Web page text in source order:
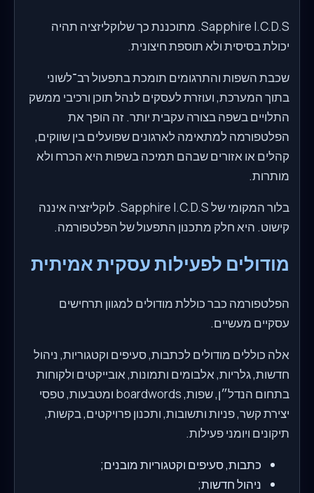
Sapphire I.C.D.S. מתוכננת כך שלוקליזציה תהיה
יכולת בסיסית ולא תוספת חיצונית.
שכבת השפות והתרגומים תומכת בתפעול רב־לשוני
בתוך המערכת, ועוזרת לעסקים לנהל תוכן ורכיבי ממשק
התלויים בשפה בצורה עקבית יותר. זה הופך את
הפלטפורמה למתאימה לארגונים שפועלים בין שווקים,
קהלים או אזורים שבהם תמיכה בשפות היא הכרח ולא
מותרות.
בלור המקומי של Sapphire I.C.D.S. לוקליזציה איננה
קישוט. היא חלק מתכנון התפעול של הפלטפורמה.
מודולים לפעילות עסקית אמיתית
הפלטפורמה כבר כוללת מודולים למגוון תרחישים
עסקיים מעשיים.
אלה כוללים מודולים לכתבות, סעיפים וקטגוריות, ניהול
חדשות, גלריות, אלבומים ותמונות, אובייקטים ולקוחות
בתחום הנדל״ן, שפות, boardwords ומטבעות, טפסי
יצירת קשר, פניות ותשובות, ותכנון פרויקטים, בקשות,
תיקונים ויומני פעילות.
כתבות, סעיפים וקטגוריות מובנים;
ניהול חדשות;